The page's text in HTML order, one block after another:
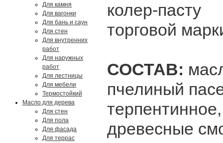
Для камня
Для вагонки
Для бань и саун
Для стен
Для внутренних
работ
Для наружных
работ
Для лестницы
Для мебели
Термостойкий
Масло для дерева
Для стен
Для пола
Для фасада
Для террас
колер-пасту
торговой
СОСТАВ:
пчелиный
древесные